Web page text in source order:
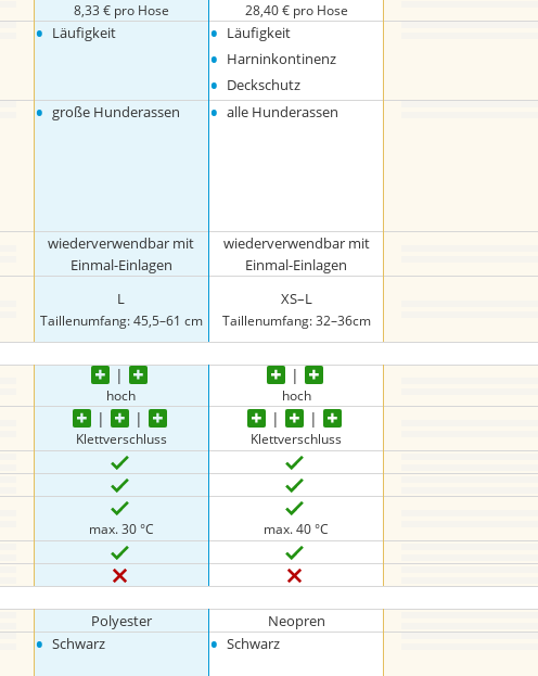
8,33 € pro Hose 28,40 € pro Hose
• Läufigkeit • Läufigkeit
• Harninkontinenz
• Deckschutz
• große Hunderassen • alle Hunderassen
wiederverwendbar mit
Einmal-Einlagen
wiederverwendbar mit
Einmal-Einlagen
L
Taillenumfang: 45,5–61 cm
XS–L
Taillenumfang: 32–36cm
hoch hoch
Klettverschluss Klettverschluss
max. 30 °C max. 40 °C
Polyester Neopren
• Schwarz • Schwarz